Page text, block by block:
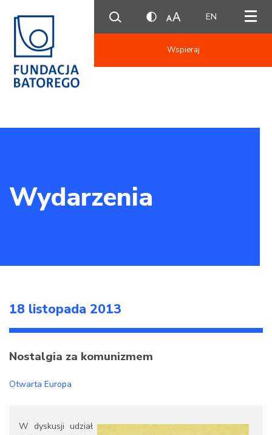
EN
Wspieraj
Wydarzenia
18 listopada 2013
Nostalgia za komunizmem
Otwarta Europa
W dyskusji udział